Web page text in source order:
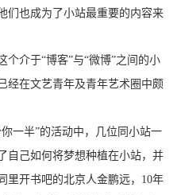
们也成为了小站最重要的内容来
介于“博客”与“微博”之间的小
经在文艺青年及青年艺术圈中颇
半”的活动中，几位同小站一
自己如何将梦想种植在小站，并
里开书吧的北京人金鹏远，10年